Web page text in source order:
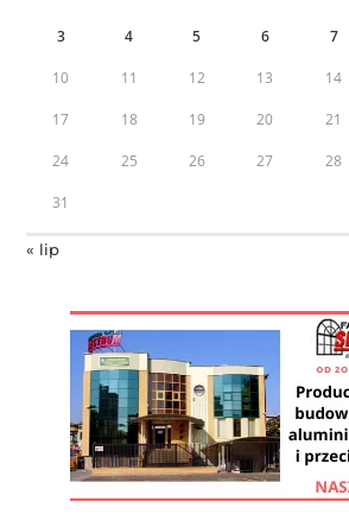
3 4 5 6 7
10 11 12 13 14
17 18 19 20 21
24 25 26 27 28
31
« lip